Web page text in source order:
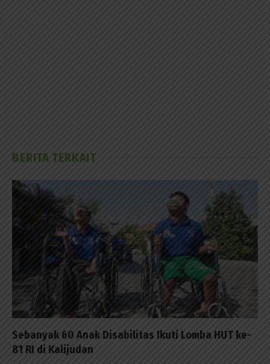
BERITA TERKAIT
Sebanyak 60 Anak Disabilitas Ikuti Lomba HUT ke-
81 RI di Kalijudan